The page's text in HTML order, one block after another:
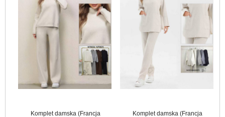
Komplet damska (Francja
Komplet damska (Francja